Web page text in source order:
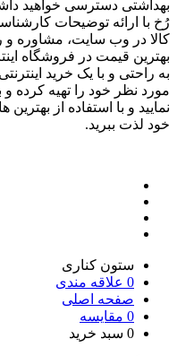
بهداشتی دسترسی خواهید
رُخ با ارائه توضیحات
کالا در وب سایت، مشاوره و
بهترین قیمت در فروشگاه
به راحتی و با یک خرید
مورد نظر خود را تهیه کرده
نمایید و با استفاده از
خود لذت ببرید.
ستون کناری
0 علاقه مندی
صفحه اصلی
0 مقایسه
0 سبد خرید